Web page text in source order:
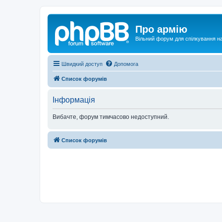
Про армію
Вільний форум для спілкування
Швидкий доступ Допомога
Список форумів
Інформація
Вибачте, форум тимчасово недоступний.
Список форумів